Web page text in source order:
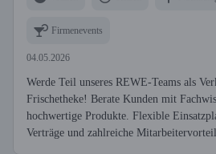
Firmenevents
04.05.2026
Werde Teil unseres REWE-Teams als
Frischetheke! Berate Kunden mit
hochwertige Produkte. Flexible
Verträge und zahlreiche